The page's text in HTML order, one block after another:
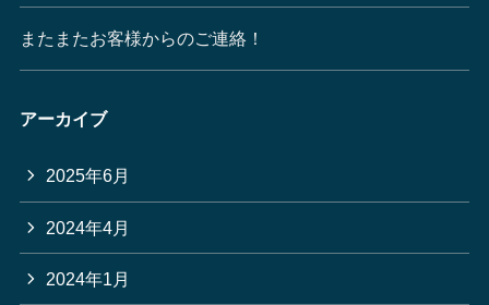
またまたお客様からのご連絡！
アーカイブ
2025年6月
2024年4月
2024年1月